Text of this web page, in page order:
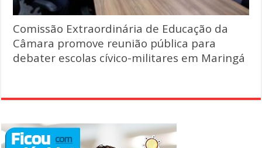
Comissão Extraordinária de Educação da
Câmara promove reunião pública para
debater escolas cívico-militares em Maringá